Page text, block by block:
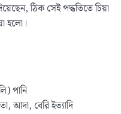
ঠিক সেই পদ্ধতিতে চিয়া
হলো।
পানি
আদা, বেরি ইত্যাদি